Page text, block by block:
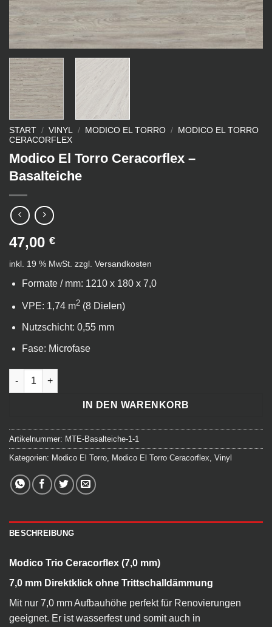
START / VINYL / MODICO EL TORRO /
MODICO EL TORRO
CERACORFLEX
Modico El Torro Ceracorflex –
Basalteiche
47,00 €
inkl. 19 % MwSt. zzgl. Versandkosten
Formate / mm: 1210 x 180 x 7,0
VPE: 1,74 m2(8 Dielen)
Nutzschicht: 0,55 mm
Fase: Microfase
Modico El Torro Ceracorflex - Basalteiche Menge
IN DEN WARENKORB
Artikelnummer: MTE-Basalteiche-1-1
Kategorien: Modico El Torro Modico El Torro Ceracorflex Vinyl
BESCHREIBUNG
Modico Trio Ceracorflex (7,0 mm)
7,0 mm Direktklick ohne Trittschalldämmung
Mit nur 7,0 mm Aufbauhöhe perfekt für Renovierungen
geeignet. Er ist wasserfest und somit auch in